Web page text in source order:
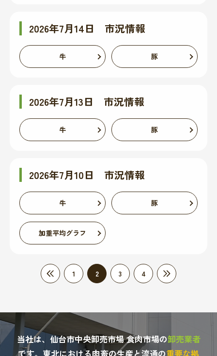
2026年7月14日 市況情報
牛 豚
2026年7月13日 市況情報
牛 豚
2026年7月10日 市況情報
牛 豚
加重平均グラフ
1 2 3 4
当社は、仙台市中央卸売市場 食肉市場の卸売業者
です。 東北における肉畜の生産と流通の重要な拠